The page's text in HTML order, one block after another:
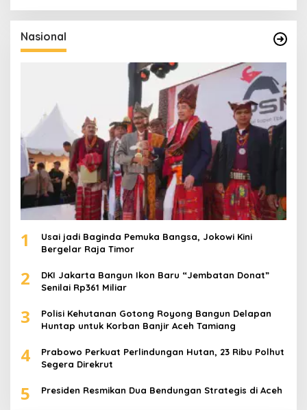
i
u
n
t
Nasional
1
Usai jadi Baginda Pemuka Bangsa, Jokowi Kini
Bergelar Raja Timor
2
DKI Jakarta Bangun Ikon Baru “Jembatan Donat”
Senilai Rp361 Miliar
3
Polisi Kehutanan Gotong Royong Bangun Delapan
Huntap untuk Korban Banjir Aceh Tamiang
4
Prabowo Perkuat Perlindungan Hutan, 23 Ribu Polhut
Segera Direkrut
5 Presiden Resmikan Dua Bendungan Strategis di Aceh